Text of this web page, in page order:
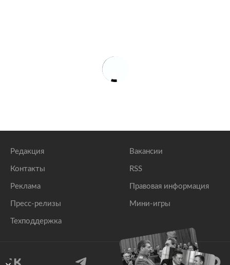
Редакция
Контакты
Реклама
Пресс-релизы
Техподдержка
Вакансии
RSS
Правовая информация
Мини-игры